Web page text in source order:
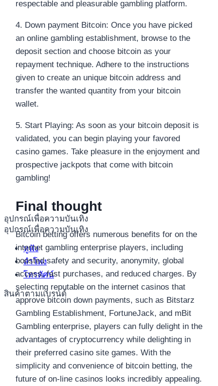
อุปกรณ์เพื่อความบันเทิง
อุปกรณ์เพื่อความบันเทิง
หูฟัง
ลำโพง
โทรทัศน์
สินค้าตามแบรนด์
respectable and pleasurable gambling platform.
4. Down payment Bitcoin: Once you have picked
an online gambling establishment, browse to the
deposit section and choose bitcoin as your
repayment technique. Adhere to the instructions
given to create an unique bitcoin address and
transfer the wanted quantity from your bitcoin
wallet.
5. Start Playing: As soon as your bitcoin deposit is
validated, you can begin playing your favored
casino games. Take pleasure in the enjoyment and
prospective jackpots that come with bitcoin
gambling!
Final thought
Bitcoin betting offers numerous benefits for on the
internet gambling enterprise players, including
boosted safety and security, anonymity, global
access, fast purchases, and reduced charges. By
selecting reputable on the internet casinos that
approve bitcoin down payments, such as Bitstarz
Gambling Establishment, FortuneJack, and mBit
Gambling enterprise, players can fully delight in the
advantages of cryptocurrency while delighting in
their preferred casino site games. With the
simplicity and convenience of bitcoin betting, the
future of on-line casinos looks incredibly appealing.